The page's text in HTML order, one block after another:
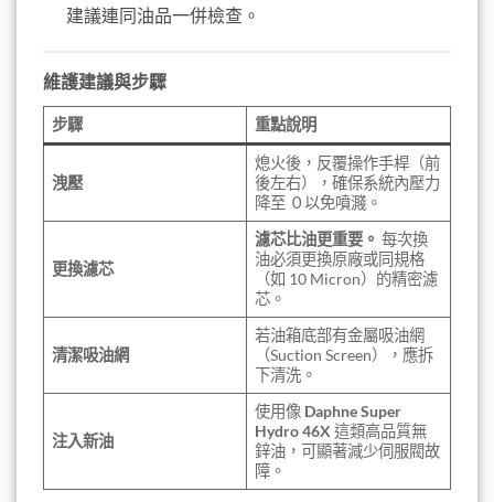
建議連同油品一併檢查。
維護建議與步驟
步驟 重點說明
洩壓
熄火後，反覆操作手桿（前
後左右），確保系統內壓力
降至 ０以免噴濺。
更換濾芯
濾芯比油更重要。 每次換
油必須更換原廠或同規格
（如 10 Micron）的精密濾
芯。
清潔吸油網
若油箱底部有金屬吸油網
（Suction Screen），應拆
下清洗。
注入新油
使用像 Daphne Super
Hydro 46X 這類高品質無
鋅油，可顯著減少伺服閥故
障。